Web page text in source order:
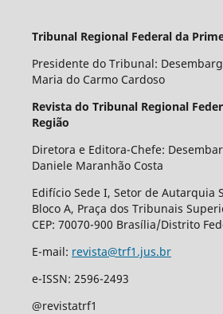
Tribunal Regional Federal da
Presidente do Tribunal:
Maria do Carmo Cardoso
Revista do Tribunal Regional
Região
Diretora e Editora-Chefe:
Daniele Maranhão Costa
Edifício Sede I, Setor de Autarquia
Bloco A, Praça dos Tribunais
CEP: 70070-900 Brasília/Distrito
E-mail: revista@trf1.jus.br
e-ISSN: 2596-2493
@revistatrf1